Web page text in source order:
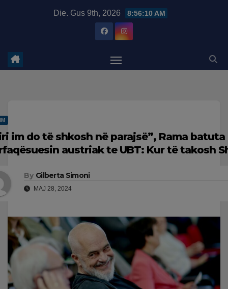
Die. Gus 9th, 2026 8:56:11 AM
im do të shkosh në parajsë”, Rama batuta
austriak te UBT: Kur të takosh
By Gilberta Simoni
MAJ 28, 2024